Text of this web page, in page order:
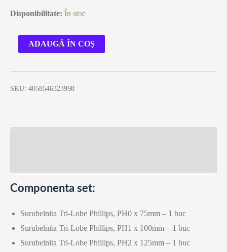
Disponibilitate: În stoc
Cantitate
surubelnite
12buc,
ADAUGĂ ÎN COȘ
SKU: 4058546323998
Componenta set:
Surubelnita Tri-Lobe Phillips, PH0 x 75mm – 1 buc
Surubelnita Tri-Lobe Phillips, PH1 x 100mm – 1 buc
Surubelnita Tri-Lobe Phillips, PH2 x 125mm – 1 buc